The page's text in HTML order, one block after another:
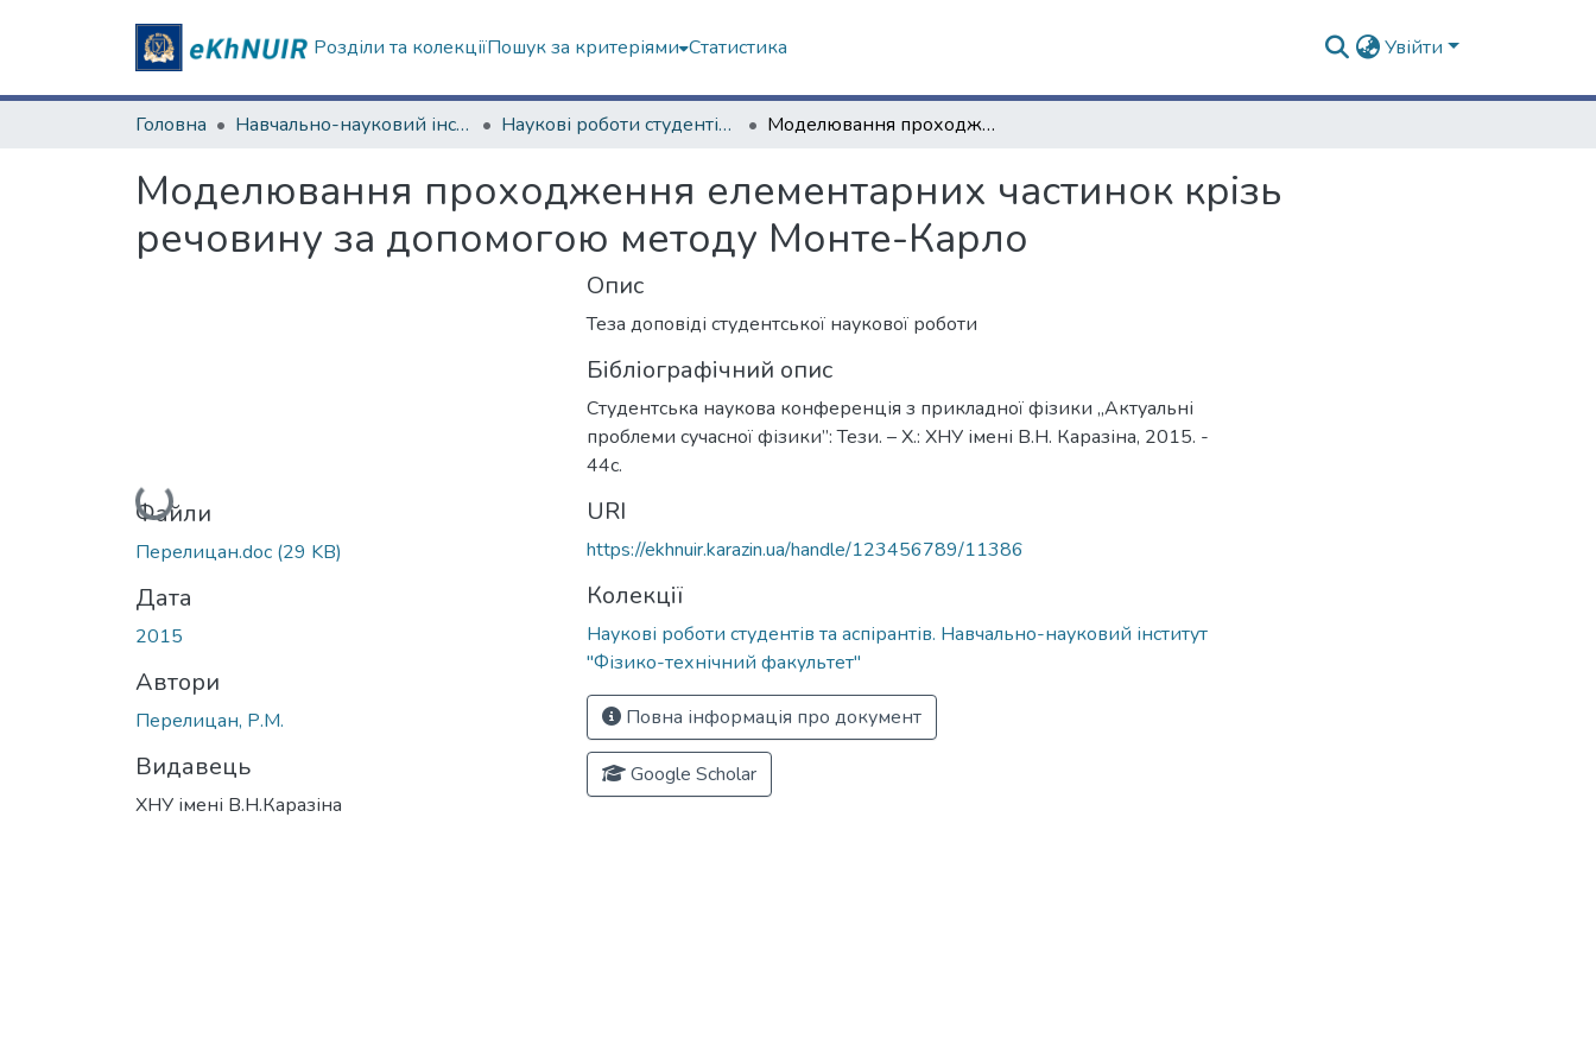
Розділи та колекціїПошук за критеріями Статистика Увійти
Головна Навчально-науковий інститут "Фізико-технічний факультет" Наукові роботи студентів та аспірантів. Навчально-науковий інститут "Фізико-технічний факультет" Моделювання проходження елементарних частинок крізь речовину за допомогою методу Монте-Карло
Моделювання проходження елементарних частинок крізь
речовину за допомогою методу Монте-Карло
Вантажиться...
Файли
Перелицан.doc (29 KB)
Дата
2015
Автори
Перелицан, Р.М.
Видавець
ХНУ імені В.Н.Каразіна
Опис
Теза доповіді студентської наукової роботи
Бібліографічний опис
Студентська наукова конференція з прикладної фізики „Актуальні
проблеми сучасної фізики”: Тези. – Х.: ХНУ імені В.Н. Каразіна, 2015. -
44с.
URI
https://ekhnuir.karazin.ua/handle/123456789/11386
Колекції
Наукові роботи студентів та аспірантів. Навчально-науковий інститут
"Фізико-технічний факультет"
Повна інформація про документ
Google Scholar